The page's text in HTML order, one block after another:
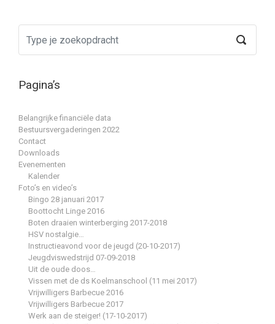
Pagina’s
Belangrijke financiële data
Bestuursvergaderingen 2022
Contact
Downloads
Evenementen
Kalender
Foto’s en video’s
Bingo 28 januari 2017
Boottocht Linge 2016
Boten draaien winterberging 2017-2018
HSV nostalgie…
Instructieavond voor de jeugd (20-10-2017)
Jeugdviswedstrijd 07-09-2018
Uit de oude doos…
Vissen met de ds Koelmanschool (11 mei 2017)
Vrijwilligers Barbecue 2016
Vrijwilligers Barbecue 2017
Werk aan de steiger! (17-10-2017)